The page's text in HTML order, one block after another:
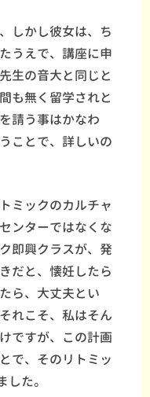
しかし彼女は、ち
うえで、講座に申
生の音大と同じと
も無く留学されと
請う事はかなわ
ことで、詳しいの
ミックのカルチャ
ンターではなくな
即興クラスが、発
だと、懐妊したら
ら、大丈夫とい
れこそ、私はそん
ですが、この計画
で、そのリトミッ
た。